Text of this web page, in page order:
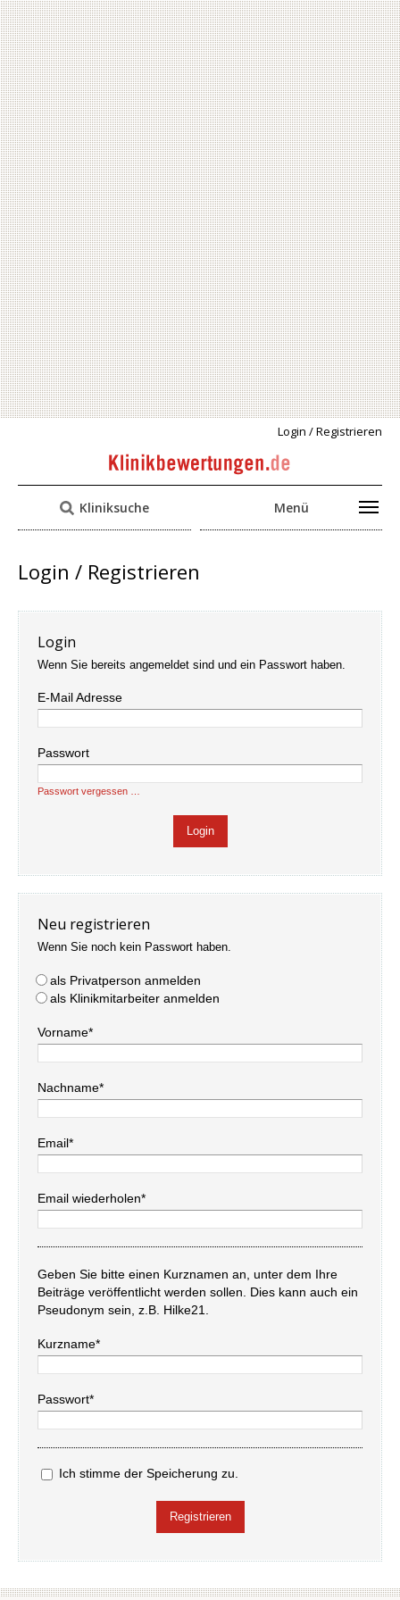
Login / Registrieren
Kliniksuche Menü
Login / Registrieren
Login
Wenn Sie bereits angemeldet sind und ein Passwort haben.
E-Mail Adresse
Passwort
Passwort vergessen …
Neu registrieren
Wenn Sie noch kein Passwort haben.
als Privatperson anmelden
als Klinikmitarbeiter anmelden
Vorname*
Nachname*
Email*
Email wiederholen*
Geben Sie bitte einen Kurznamen an, unter dem Ihre
Beiträge veröffentlicht werden sollen. Dies kann auch ein
Pseudonym sein, z.B. Hilke21.
Kurzname*
Passwort*
Ich stimme der Speicherung zu.